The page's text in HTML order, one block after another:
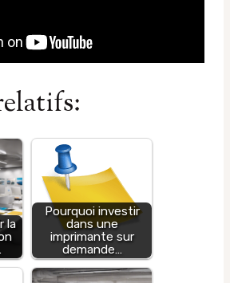
la
Pourquoi investir
dans une
imprimante sur
demande…